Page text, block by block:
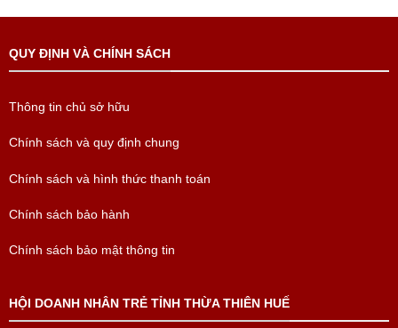
QUY ĐỊNH VÀ CHÍNH SÁCH
Thông tin chủ sở hữu
Chính sách và quy định chung
Chính sách và hình thức thanh toán
Chính sách bảo hành
Chính sách bảo mật thông tin
HỘI DOANH NHÂN TRẺ TỈNH THỪA THIÊN HUẾ